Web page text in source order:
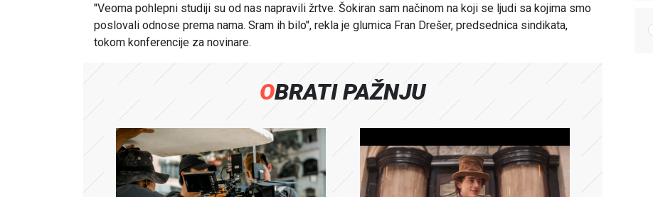
"Veoma pohlepni studiji su od nas napravili žrtve. Šokiran sam načinom na koji se ljudi sa kojima smo
poslovali odnose prema nama. Sram ih bilo", rekla je glumica Fran Drešer, predsednica sindikata,
tokom konferencije za novinare.
OBRATI PAŽNJU